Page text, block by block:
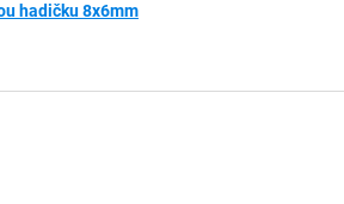
hadičku 8x6mm